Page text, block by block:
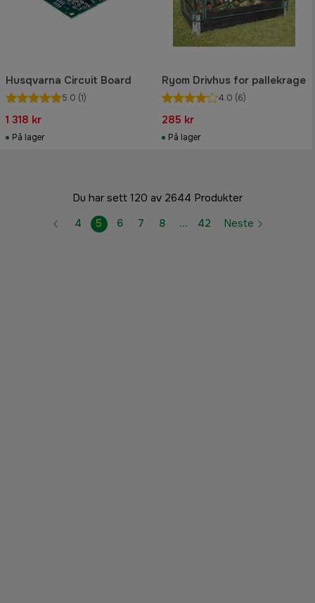
Husqvarna Circuit Board
5.0 (1)
1 318 kr
På lager
Ryom Drivhus for pallekrage
4.0 (6)
285 kr
På lager
Du har sett 120 av 2644 Produkter
4
5 6 7 8 … 42 Neste